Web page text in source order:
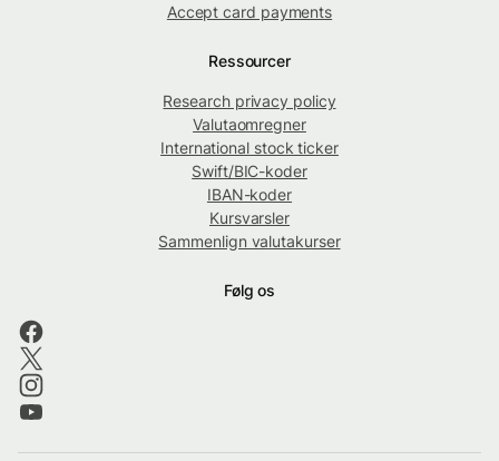
Accept card payments
Ressourcer
Research privacy policy
Valutaomregner
International stock ticker
Swift/BIC-koder
IBAN-koder
Kursvarsler
Sammenlign valutakurser
Følg os